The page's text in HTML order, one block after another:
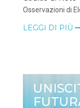
Osservazioni di
LEGGI DI PIÙ